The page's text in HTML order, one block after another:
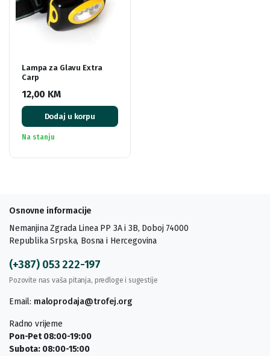
Lampa za Glavu Extra
Carp
12,00 KM
Dodaj u korpu
Na stanju
Osnovne informacije
Nemanjina Zgrada Linea PP 3A i 3B, Doboj 74000
Republika Srpska, Bosna i Hercegovina
(+387) 053 222-197
Pozovite nas vaša pitanja, predloge i sugestije
Email: maloprodaja@trofej.org
Radno vrijeme
Pon-Pet 08:00-19:00
Subota: 08:00-15:00